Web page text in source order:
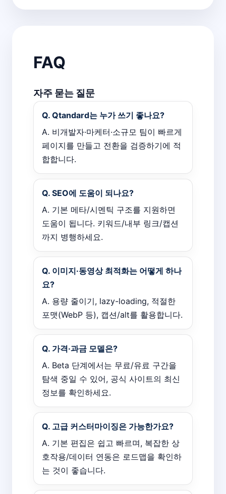
FAQ
자주 묻는 질문
Q. Qtandard는 누가 쓰기 좋나요?
A. 비개발자·마케터·소규모 팀이 빠르게
페이지를 만들고 전환을 검증하기에 적
합합니다.
Q. SEO에 도움이 되나요?
A. 기본 메타/시멘틱 구조를 지원하면
도움이 됩니다. 키워드/내부 링크/캡션
까지 병행하세요.
Q. 이미지·동영상 최적화는 어떻게 하나
요?
A. 용량 줄이기, lazy-loading, 적절한
포맷(WebP 등), 캡션/alt를 활용합니다.
Q. 가격·과금 모델은?
A. Beta 단계에서는 무료/유료 구간을
탐색 중일 수 있어, 공식 사이트의 최신
정보를 확인하세요.
Q. 고급 커스터마이징은 가능한가요?
A. 기본 편집은 쉽고 빠르며, 복잡한 상
호작용/데이터 연동은 로드맵을 확인하
는 것이 좋습니다.